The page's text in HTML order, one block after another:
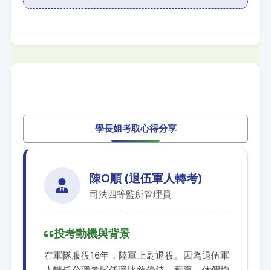
學長姐考取心得分享
陳O順 (退伍軍人轉考)
司法四等監所管理員
投考動機與背景
在軍隊服役16年，陸軍上尉退役。因為退伍軍